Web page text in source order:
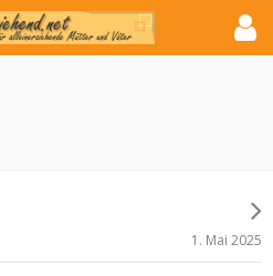
1. Mai 2025